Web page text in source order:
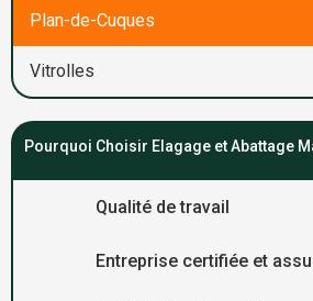
Plan-de-Cuques
Vitrolles
Pourquoi Choisir Elagage et Abattage
Qualité de travail
Entreprise certifiée et